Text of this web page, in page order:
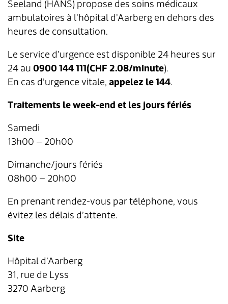
Seeland (HANS) propose des soins médicaux
ambulatoires à l’hôpital d’Aarberg en dehors des
heures de consultation.
Le service d’urgence est disponible 24 heures sur
24 au 0900 144 111(CHF 2.08/minute).
En cas d’urgence vitale, appelez le 144.
Traitements le week-end et les jours fériés
Samedi
13h00 – 20h00
Dimanche/jours fériés
08h00 – 20h00
En prenant rendez-vous par téléphone, vous
évitez les délais d’attente.
Site
Hôpital d’Aarberg
31, rue de Lyss
3270 Aarberg
Association des parents d'accueil
Gastronomie
Location d'installations de loisirs
Autorisation d'événements
Assurances sociales
Affaires sociales
Impôts
Construire & planifier
Aménagement du territoire & planification
locale
Cadastre RDPPF
Environnement
Déchets
Animaux
Transports & mobilité
Sécurité
A propos de Lengnau
Paroisses
Communes partenaires
Lengnauer Notizen
Département des finances
Service social
Dép. de la construction et des travaux
Dép. de l'exploitation et du génie civil
Centre d'entretien
Garderie d'enfants
Collaborateurs
Postes vacants
Stage / apprentissage
Réseaux de communes
Services de A à Z
Répertoire d'adresses
Contact & heures d'ouverture